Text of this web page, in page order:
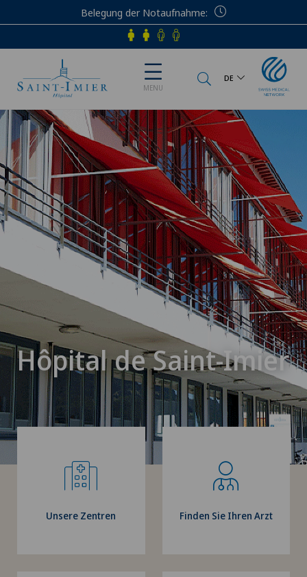
Belegung der Notaufnahme
Telefon
MENU
DE
Hôpital de Saint-Imier
Unsere Zentren Finden Sie Ihren Arzt